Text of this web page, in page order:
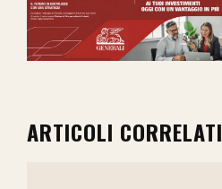
ARTICOLI CORRELATI